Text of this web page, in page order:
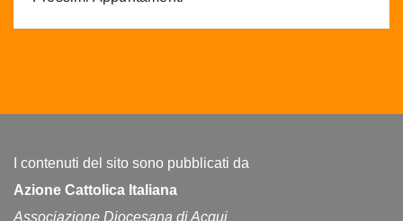
I contenuti del sito sono pubblicati da
Azione Cattolica Italiana
Associazione Diocesana di Acqui